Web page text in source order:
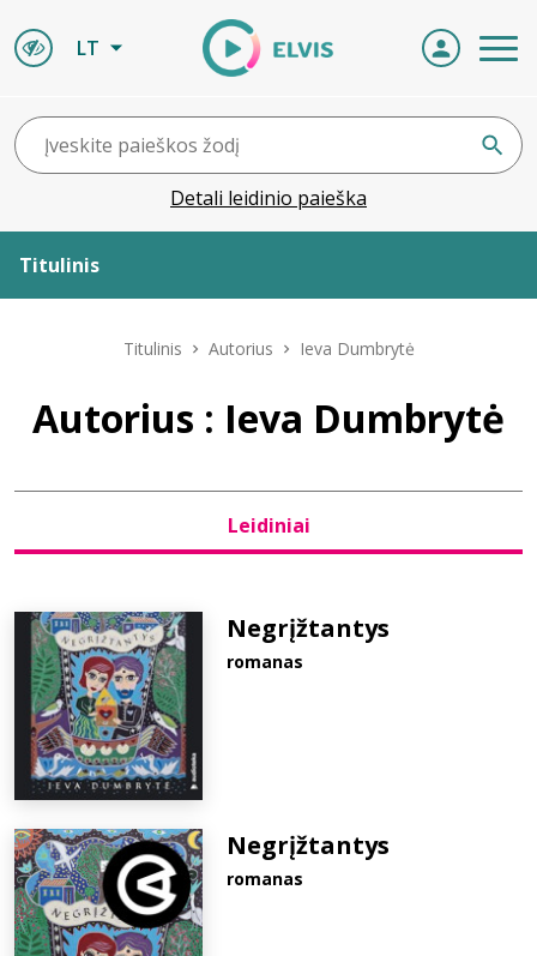
LT
Detali leidinio paieška
Titulinis
Leidiniai
D.U.K.
Titulinis Autorius Ieva Dumbrytė
Autorius : Ieva Dumbrytė
Leidiniai
Negrįžtantys
romanas
Negrįžtantys
romanas